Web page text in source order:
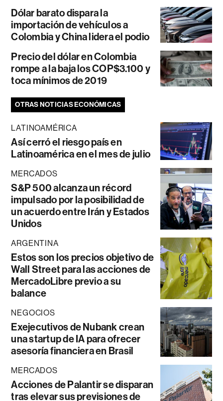
Dólar barato dispara la
importación de vehículos a
Colombia y China lidera el podio
Precio del dólar en Colombia
rompe a la baja los COP$3.100 y
toca mínimos de 2019
OTRAS NOTICIAS ECONÓMICAS
LATINOAMÉRICA
Así cerró el riesgo país en
Latinoamérica en el mes de julio
MERCADOS
S&P 500 alcanza un récord
impulsado por la posibilidad de
un acuerdo entre Irán y Estados
Unidos
ARGENTINA
Estos son los precios objetivo de
Wall Street para las acciones de
MercadoLibre previo a su
balance
NEGOCIOS
Exejecutivos de Nubank crean
una startup de IA para ofrecer
asesoría financiera en Brasil
MERCADOS
Acciones de Palantir se disparan
tras elevar sus previsiones de